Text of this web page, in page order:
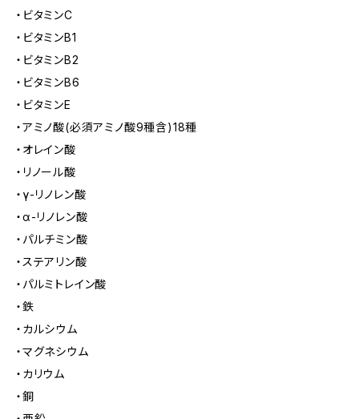
・ビタミンC
・ビタミンB1
・ビタミンB2
・ビタミンB6
・ビタミンE
・アミノ酸(必須アミノ酸9種含)18種
・オレイン酸
・リノール酸
・γ-リノレン酸
・α-リノレン酸
・パルチミン酸
・ステアリン酸
・パルミトレイン酸
・鉄
・カルシウム
・マグネシウム
・カリウム
・銅